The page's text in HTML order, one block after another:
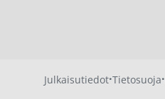
Julkaisutiedot·Tietosuoja·